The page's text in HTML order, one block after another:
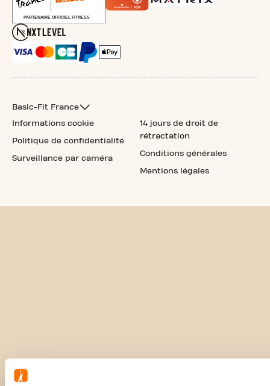
Basic-Fit France
Informations cookie
Politique de confidentialité
Surveillance par caméra
14 jours de droit de
rétractation
Conditions générales
Mentions légales